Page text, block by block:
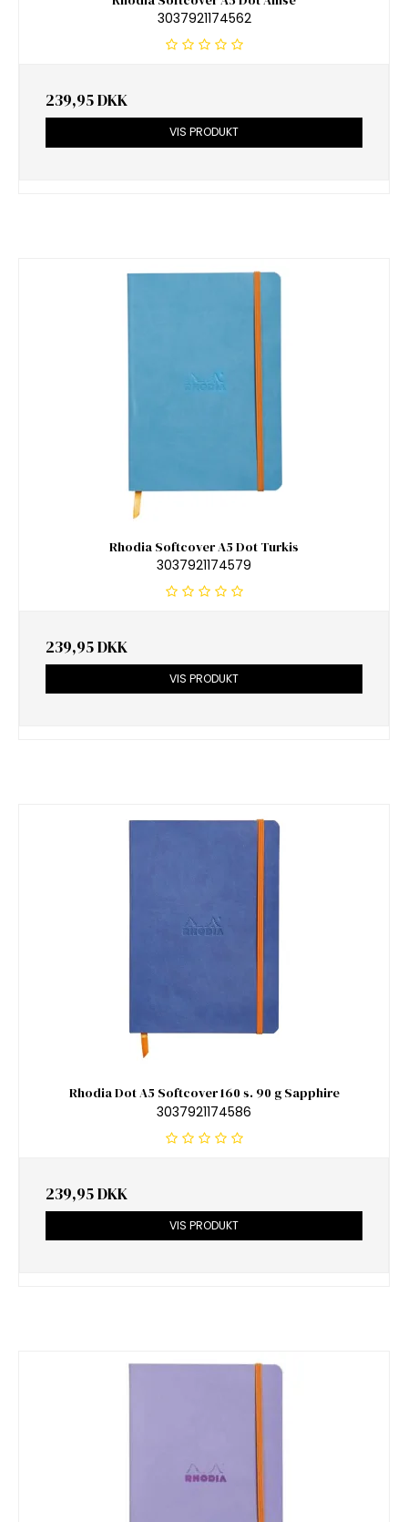
3037921174562
239,95 DKK
VIS PRODUKT
Rhodia Softcover A5 Dot Turkis
3037921174579
239,95 DKK
VIS PRODUKT
Rhodia Dot A5 Softcover 160 s. 90 g Sapphire
3037921174586
239,95 DKK
VIS PRODUKT